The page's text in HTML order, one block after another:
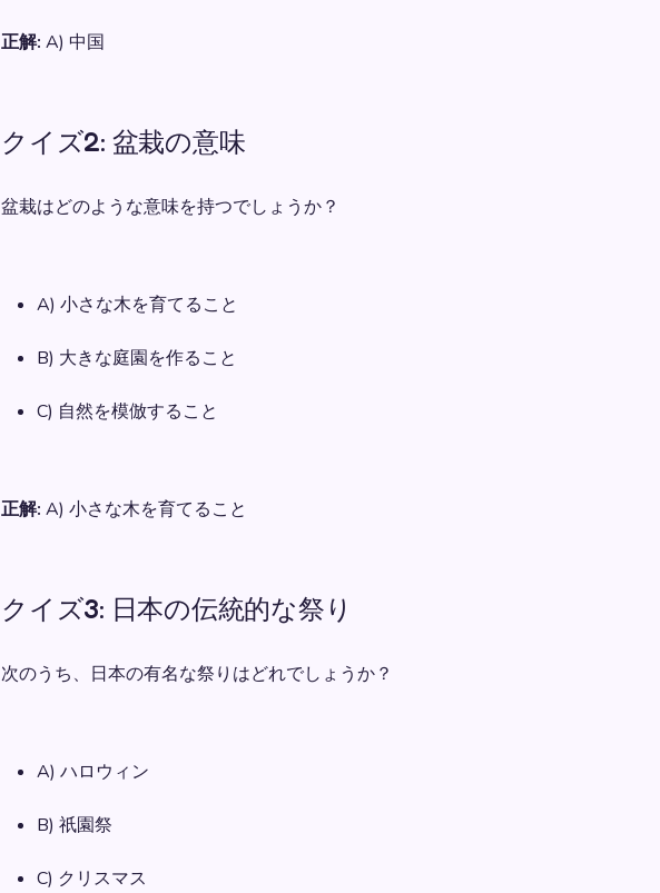
正解: A) 中国
クイズ2: 盆栽の意味
盆栽はどのような意味を持つでしょうか？
A) 小さな木を育てること
B) 大きな庭園を作ること
C) 自然を模倣すること
正解: A) 小さな木を育てること
クイズ3: 日本の伝統的な祭り
次のうち、日本の有名な祭りはどれでしょうか？
A) ハロウィン
B) 祇園祭
C) クリスマス